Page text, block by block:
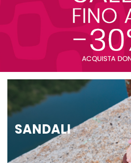
SANDALI